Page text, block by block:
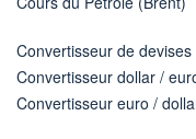
Convertisseur de devises
Convertisseur dollar /
Convertisseur euro /